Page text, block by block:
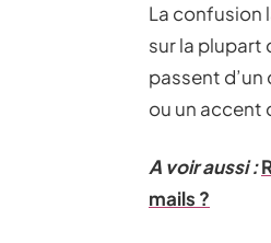
La confusion
sur la plupart
passent d’un
ou un accent
A voir aussi :
mails ?